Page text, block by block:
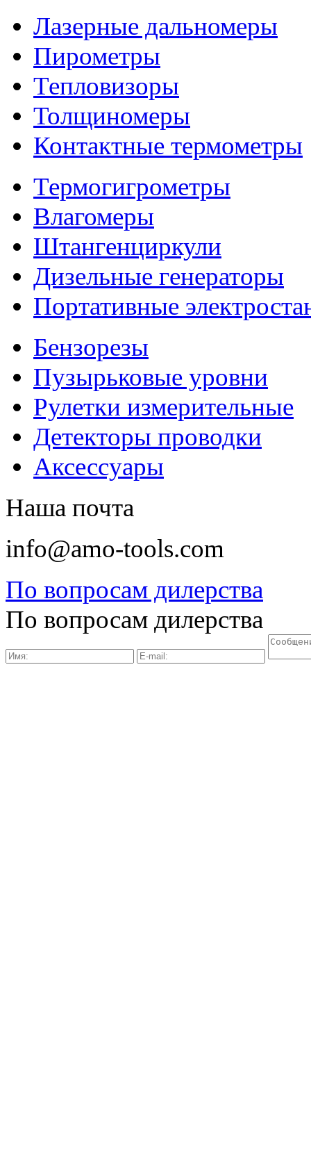
Лазерные дальномеры
Пирометры
Тепловизоры
Толщиномеры
Контактные термометры
Термогигрометры
Влагомеры
Штангенциркули
Дизельные генераторы
Портативные
Бензорезы
Пузырьковые уровни
Рулетки измерительные
Детекторы проводки
Аксессуары
Наша почта
info@amo-tools.com
По вопросам дилерства
По вопросам дилерства